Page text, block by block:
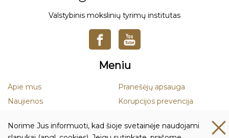
Valstybinis mokslinių tyrimų institutas
Meniu
Apie mus
Naujienos
Leidiniai
Pranešėjų apsauga
Korupcijos prevencija
prevencija
Norime Jus informuoti, kad šioje svetainėje naudojami